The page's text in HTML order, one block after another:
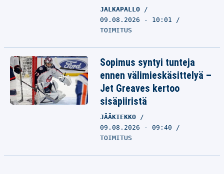
JALKAPALLO
09.08.2026 - 10:01
TOIMITUS
Sopimus syntyi tunteja
ennen välimieskäsittelyä –
Jet Greaves kertoo
sisäpiiristä
JÄÄKIEKKO
09.08.2026 - 09:40
TOIMITUS